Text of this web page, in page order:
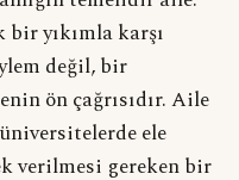
yıkımla karşı
değil, bir
ön çağrısıdır. Aile
ele
verilmesi gereken bir